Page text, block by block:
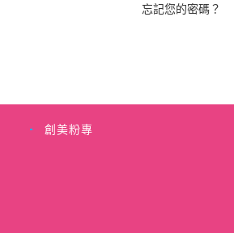
忘記您的密碼？
創美粉專